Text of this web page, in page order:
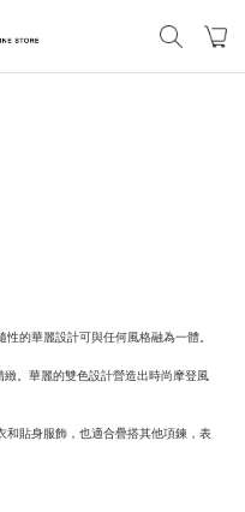
性的華麗設計可與任何風格融為一體。
。華麗的雙色設計營造出時尚摩登風
和貼身服飾，也適合疊搭其他項鍊，表